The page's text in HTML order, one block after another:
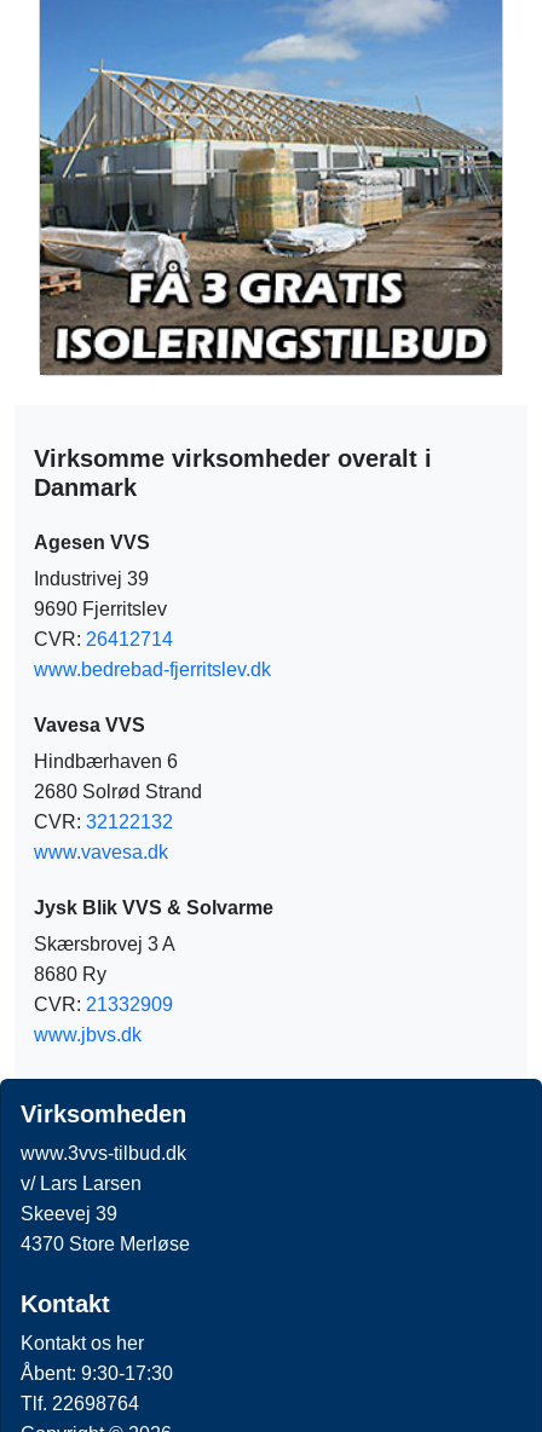
Virksomme virksomheder overalt i
Danmark
Agesen VVS
Industrivej 39
9690 Fjerritslev
CVR: 26412714
www.bedrebad-fjerritslev.dk
Vavesa VVS
Hindbærhaven 6
2680 Solrød Strand
CVR: 32122132
www.vavesa.dk
Jysk Blik VVS & Solvarme
Skærsbrovej 3 A
8680 Ry
CVR: 21332909
www.jbvs.dk
Virksomheden
www.3vvs-tilbud.dk
v/ Lars Larsen
Skeevej 39
4370 Store Merløse
Kontakt
Kontakt os her
Åbent: 9:30-17:30
Tlf. 22698764